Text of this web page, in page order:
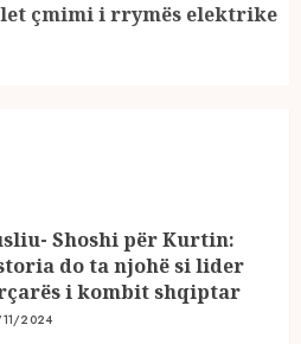
çmimi i rrymës elektrike
Shoshi për Kurtin:
do ta njohë si lider
i kombit shqiptar
11/2024